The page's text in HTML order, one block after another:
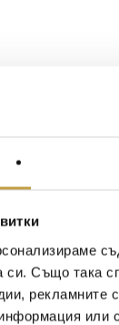
Също така
рекламните
или